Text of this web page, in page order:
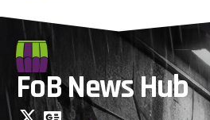
FoB News Hub